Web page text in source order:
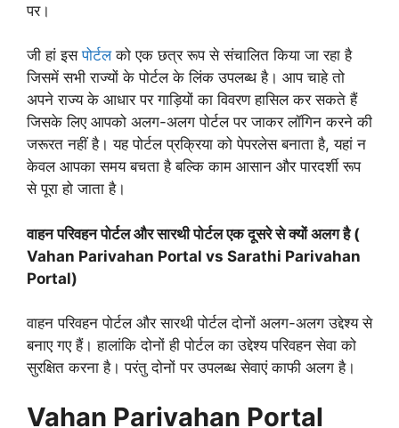
पर।
जी हां इसपोर्टलको एक छत्र रूप से संचालित किया जा रहा है
जिसमें सभी राज्यों के पोर्टल के लिंक उपलब्ध है। आप चाहे तो
अपने राज्य के आधार पर गाड़ियों का विवरण हासिल कर सकते हैं
जिसके लिए आपको अलग-अलग पोर्टल पर जाकर लॉगिन करने की
जरूरत नहीं है। यह पोर्टल प्रक्रिया को पेपरलेस बनाता है, यहां न
केवल आपका समय बचता है बल्कि काम आसान और पारदर्शी रूप
से पूरा हो जाता है।
वाहन परिवहन पोर्टल और सारथी पोर्टल एक दूसरे से क्यों अलग है (
Vahan Parivahan Portal vs Sarathi Parivahan
Portal)
वाहन परिवहन पोर्टल और सारथी पोर्टल दोनों अलग-अलग उद्देश्य से
बनाए गए हैं। हालांकि दोनों ही पोर्टल का उद्देश्य परिवहन सेवा को
सुरक्षित करना है। परंतु दोनों पर उपलब्ध सेवाएं काफी अलग है।
Vahan Parivahan Portal